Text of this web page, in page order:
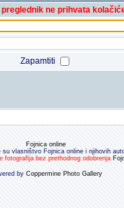
ne prihvata
Zapamtiti
Fojnica online
su vlasništvo Fojnica online i njihovih
fotografija bez prethodnog odobrenja
by Coppermine Photo Gallery